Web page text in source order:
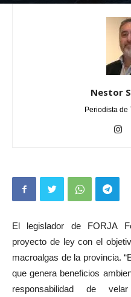
Nestor
Periodista de
El legislador de FORJA
proyecto de ley con el
macroalgas de la provincia.
que genera beneficios
responsabilidad de